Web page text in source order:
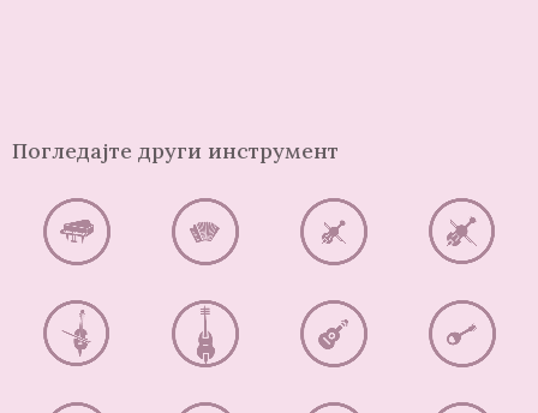
Погледајте други инструмент